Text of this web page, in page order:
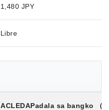
1,480 JPY
Libre
ACLEDAPadala sa bangko （